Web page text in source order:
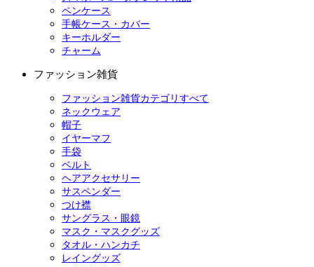
ペンケース
手帳ケース・カバー
キーホルダー
チャーム
ファッション雑貨
ファッション雑貨カテゴリすべて
ネックウェア
帽子
イヤーマフ
手袋
ベルト
ヘアアクセサリー
サスペンダー
つけ襟
サングラス・眼鏡
マスク・マスクグッズ
タオル・ハンカチ
レイングッズ